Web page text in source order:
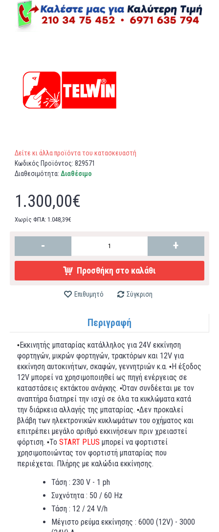
Δείτε κι άλλα προϊόντα του κατασκευαστή
Κωδικός Προϊόντος: 829571
Διαθεσιμότητα: Διαθέσιμο
1.300,00€
Χωρίς ΦΠΑ: 1.048,39€
- +
Προσθήκη στο καλάθι
Επιθυμητό Σύγκριση
Περιγραφή
•Εκκινητής μπαταρίας κατάλληλος για 24V εκκίνηση
φορτηγών, μικρών φορτηγών, τρακτόρων και 12V για
εκκίνηση αυτοκινήτων, σκαφών, γεννητριών κ.α. •Η έξοδος
12V μπορεί να χρησιμοποιηθεί ως πηγή ενέργειας σε
καταστάσεις εκτάκτου ανάγκης. •Όταν συνδέεται με τον
αναπτήρα διατηρεί την ισχύ σε όλα τα κυκλώματα κατά
την διάρκεια αλλαγής της μπαταρίας. •Δεν προκαλεί
βλάβη των ηλεκτρονικών κυκλωμάτων του οχήματος και
επιτρέπει μεγάλο αριθμό εκκινήσεων πριν χρειαστεί
φόρτιση. •Το START PLUS μπορεί να φορτιστεί
χρησιμοποιώντας τον φορτιστή μπαταρίας που
περιέχεται. Πλήρης με καλώδια εκκίνησης.
Τάση : 230 V - 1 ph
Συχνότητα : 50 / 60 Hz
Τάση : 12 / 24 V/h
Μέγιστο ρεύμα εκκίνησης : 6000 (12V) - 3000